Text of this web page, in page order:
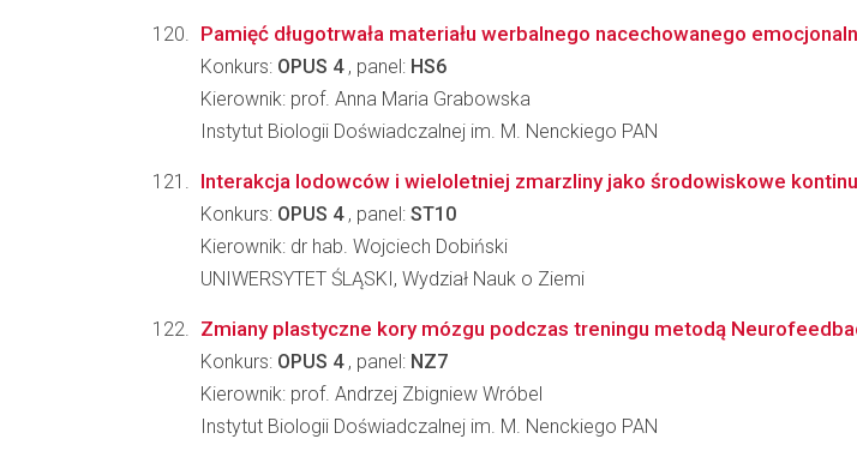
Pamięć długotrwała materiału werbalnego nacechowanego
Konkurs: OPUS 4, panel: HS6
Kierownik: prof. Anna Maria Grabowska
Instytut Biologii Doświadczalnej im. M. Nenckiego PAN
Interakcja lodowców i wieloletniej zmarzliny jako środowiskowe
Konkurs: OPUS 4, panel: ST10
Kierownik: dr hab. Wojciech Dobiński
UNIWERSYTET ŚLĄSKI, Wydział Nauk o Ziemi
Zmiany plastyczne kory mózgu podczas treningu metodą
Konkurs: OPUS 4, panel: NZ7
Kierownik: prof. Andrzej Zbigniew Wróbel
Instytut Biologii Doświadczalnej im. M. Nenckiego PAN